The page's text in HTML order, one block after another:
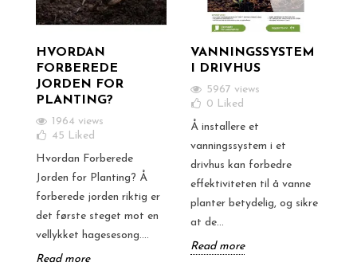
HVORDAN
FORBEREDE
JORDEN FOR
PLANTING?
1964 views
45 Liked
Hvordan Forberede
Jorden for Planting? Å
forberede jorden riktig er
det første steget mot en
vellykket hagesesong....
Read more
VANNINGSSYSTEM
I DRIVHUS
5967 views
0 Liked
Å installere et
vanningssystem i et
drivhus kan forbedre
effektiviteten til å vanne
planter betydelig, og sikre
at de...
Read more